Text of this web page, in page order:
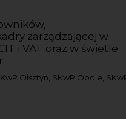
zarządzającej w
i VAT oraz w świetle
Olsztyn, SKwP Opole,